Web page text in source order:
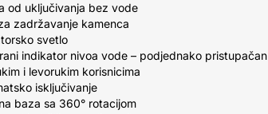
od uključivanja bez vode
zadržavanje kamenca
svetlo
indikator nivoa vode – podjednako pristupačan
i levorukim korisnicima
isključivanje
baza sa 360° rotacijom